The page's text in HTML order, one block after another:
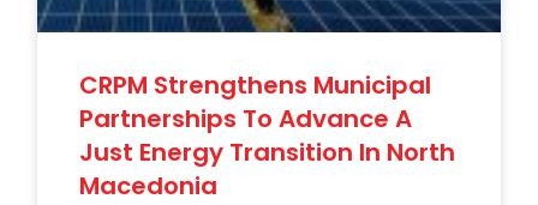
CRPM Strengthens Municipal
Partnerships To Advance A
Just Energy Transition In North
Macedonia